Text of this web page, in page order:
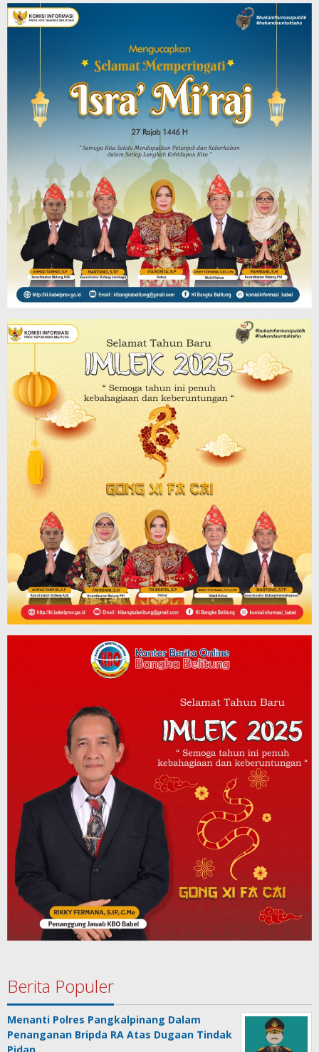
Berita Populer
Menanti Polres Pangkalpinang Dalam
Penanganan Bripda RA Atas Dugaan Tindak
Pidan…